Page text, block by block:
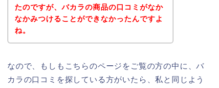
たのですが、バカラの商品の口コミがなか
なかみつけることができなかったんですよ
ね。
なので、もしもこちらのページをご覧の方の中に、バ
カラの口コミを探している方がいたら、私と同じよう